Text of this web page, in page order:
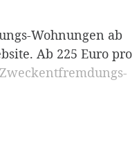
Wohnungen ab
Ab 225 Euro pro
Zweckentfremdungs­